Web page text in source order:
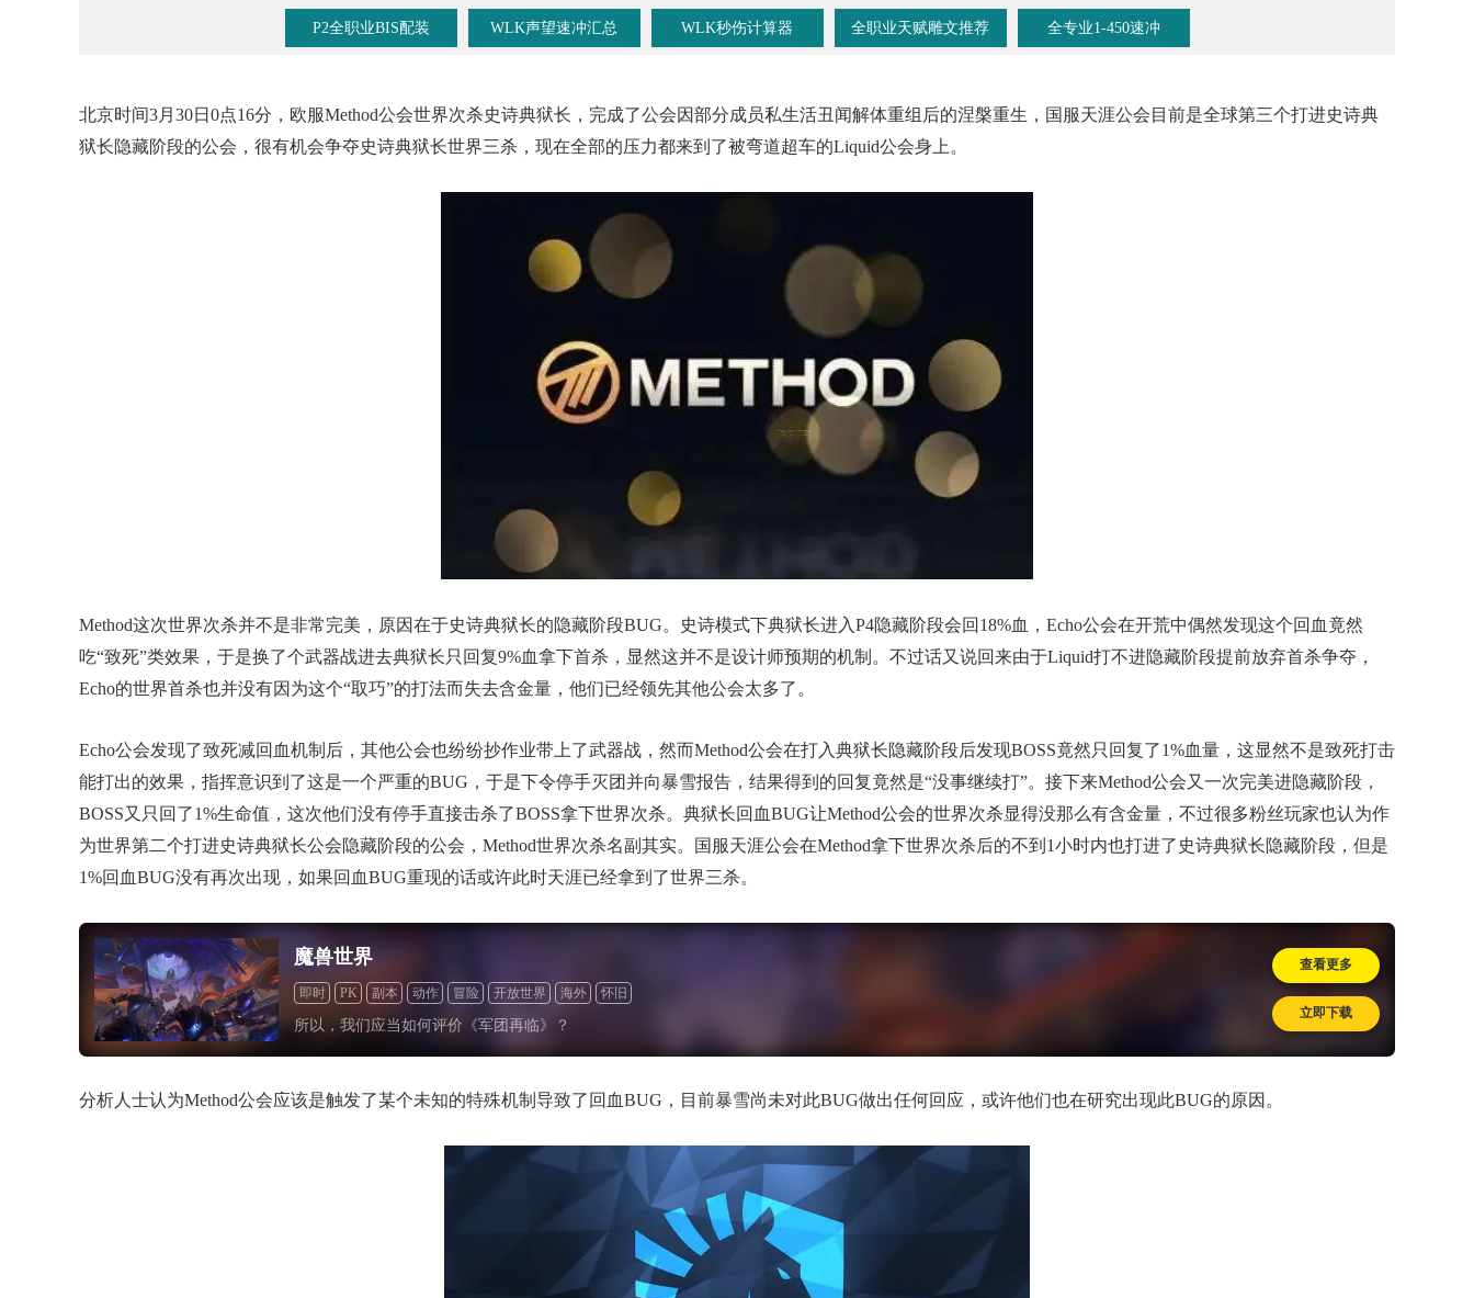
P2全职业BIS配装 WLK声望速冲汇总 WLK秒伤计算器 全职业天赋雕文推荐 全专业1-450速冲
北京时间3月30日0点16分，欧服Method公会世界次杀史诗典狱长，完成了公会因部分成员私生活丑闻解体重组后的涅槃重生，国服天涯公会目前是全球第三个打进史诗典
狱长隐藏阶段的公会，很有机会争夺史诗典狱长世界三杀，现在全部的压力都来到了被弯道超车的Liquid公会身上。
Method这次世界次杀并不是非常完美，原因在于史诗典狱长的隐藏阶段BUG。史诗模式下典狱长进入P4隐藏阶段会回18%血，Echo公会在开荒中偶然发现这个回血竟然
吃“致死”类效果，于是换了个武器战进去典狱长只回复9%血拿下首杀，显然这并不是设计师预期的机制。不过话又说回来由于Liquid打不进隐藏阶段提前放弃首杀争夺，
Echo的世界首杀也并没有因为这个“取巧”的打法而失去含金量，他们已经领先其他公会太多了。
Echo公会发现了致死减回血机制后，其他公会也纷纷抄作业带上了武器战，然而Method公会在打入典狱长隐藏阶段后发现BOSS竟然只回复了1%血量，这显然不是致死打击
能打出的效果，指挥意识到了这是一个严重的BUG，于是下令停手灭团并向暴雪报告，结果得到的回复竟然是“没事继续打”。接下来Method公会又一次完美进隐藏阶段，
BOSS又只回了1%生命值，这次他们没有停手直接击杀了BOSS拿下世界次杀。典狱长回血BUG让Method公会的世界次杀显得没那么有含金量，不过很多粉丝玩家也认为作
为世界第二个打进史诗典狱长公会隐藏阶段的公会，Method世界次杀名副其实。国服天涯公会在Method拿下世界次杀后的不到1小时内也打进了史诗典狱长隐藏阶段，但是
1%回血BUG没有再次出现，如果回血BUG重现的话或许此时天涯已经拿到了世界三杀。
魔兽世界
即时 PK 副本 动作 冒险 开放世界 海外 怀旧
所以，我们应当如何评价《军团再临》？
查看更多
立即下载
分析人士认为Method公会应该是触发了某个未知的特殊机制导致了回血BUG，目前暴雪尚未对此BUG做出任何回应，或许他们也在研究出现此BUG的原因。